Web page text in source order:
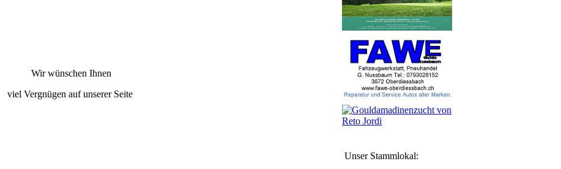
Wir wünschen Ihnen
viel Vergnügen auf unserer Seite
Unser Stammlokal: